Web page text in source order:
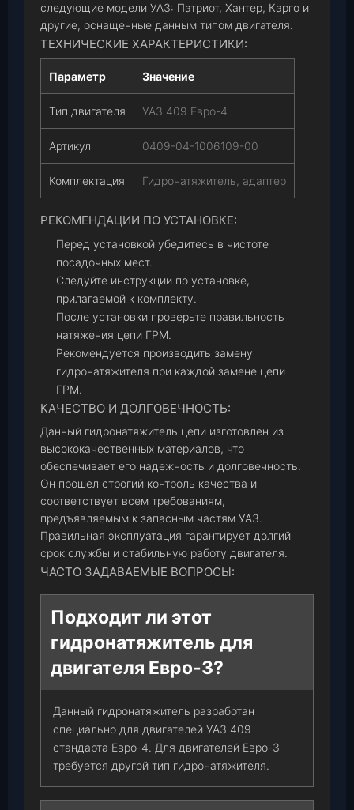
следующие модели УАЗ: Патриот, Хантер, Карго и
другие, оснащенные данным типом двигателя.
ТЕХНИЧЕСКИЕ ХАРАКТЕРИСТИКИ:
Параметр Значение
Тип двигателя УАЗ 409 Евро-4
Артикул 0409-04-1006109-00
Комплектация Гидронатяжитель, адаптер
РЕКОМЕНДАЦИИ ПО УСТАНОВКЕ:
Перед установкой убедитесь в чистоте
посадочных мест.
Следуйте инструкции по установке,
прилагаемой к комплекту.
После установки проверьте правильность
натяжения цепи ГРМ.
Рекомендуется производить замену
гидронатяжителя при каждой замене цепи
ГРМ.
КАЧЕСТВО И ДОЛГОВЕЧНОСТЬ:
Данный гидронатяжитель цепи изготовлен из
высококачественных материалов, что
обеспечивает его надежность и долговечность.
Он прошел строгий контроль качества и
соответствует всем требованиям,
предъявляемым к запасным частям УАЗ.
Правильная эксплуатация гарантирует долгий
срок службы и стабильную работу двигателя.
ЧАСТО ЗАДАВАЕМЫЕ ВОПРОСЫ:
Подходит ли этот
гидронатяжитель для
двигателя Евро-3?
Данный гидронатяжитель разработан
специально для двигателей УАЗ 409
стандарта Евро-4. Для двигателей Евро-3
требуется другой тип гидронатяжителя.